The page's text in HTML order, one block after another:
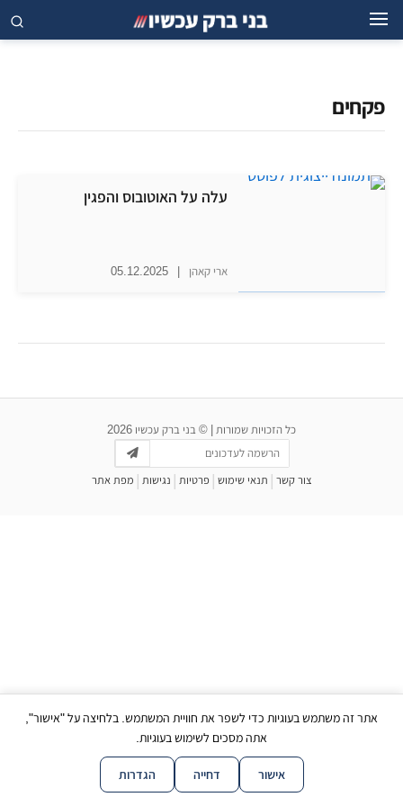
פקחים
עלה על האוטובוס והפגין
ארי קאהן |
05.12.2025
אתר זה משתמש בעוגיות כדי לשפר את חוויית המשתמש. בלחיצה על "אישור",
אתה מסכים לשימוש בעוגיות.
אישור דחייה הגדרות
כל הזכויות שמורות | © בני ברק עכשיו 2026
צור קשר | תנאי שימוש | פרטיות | נגישות | מפת אתר